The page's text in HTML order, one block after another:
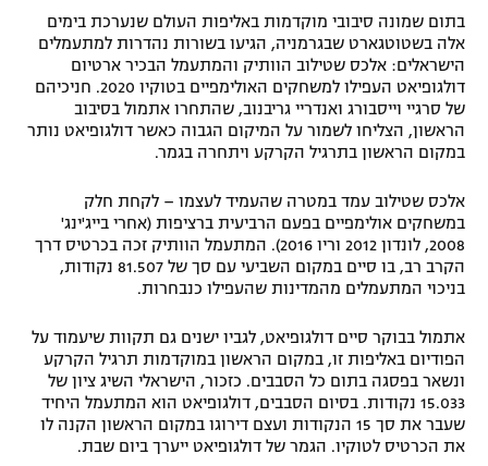
תקנון משתתפים וזוכים בפרסים
תקנון עבור פעילות אלקטרה
תקנון עבור פעילות ספורט 1 – "מרלן"
טניס
גיימינג E-Sports
תנאי שימוש
מדיניות פרטיות
תקנון פעילות ספורט 1
רשיון להקרנה פומבית לבית עסק
הצטרפות לחבילת הערוצים
כדורמים
פוטבול אמריקאי NFL
בייסבול MLB
אומנויות לחימה
גיימינג E-Sports
בתום שמונה סיבובי מוקדמות באליפות העולם שנערכת בימים
אלה בשטוטגארט שבגרמניה, הגיעו בשורות נהדרות למתעמלים
הישראלים: אלכס שטילוב הוותיק והמתעמל הבכיר ארטיום
דולגופיאט העפילו למשחקים האולימפיים בטוקיו 2020. חניכיהם
של סרגיי וייסבורג ואנדריי גריבנוב, שהתחרו אתמול בסיבוב
הראשון, הצליחו לשמור על המיקום הגבוה כאשר דולגופיאט נותר
במקום הראשון בתרגיל הקרקע ויתחרה בגמר.
אלכס שטילוב עמד במטרה שהעמיד לעצמו – לקחת חלק
במשחקים אולימפיים בפעם הרביעית ברציפות (אחרי בייג'ינג'
2008, לונדון 2012 וריו 2016). המתעמל הוותיק זכה בכרטיס דרך
הקרב רב, בו סיים במקום השביעי עם סך של 81.507 נקודות,
בניכוי המתעמלים מהמדינות שהעפילו כנבחרות.
אתמול בבוקר סיים דולגופיאט, לגביו ישנים גם תקוות שיעמוד על
הפודיום באליפות זו, במקום הראשון במוקדמות תרגיל הקרקע
ונשאר בפסגה בתום כל הסבבים. כזכור, הישראלי השיג ציון של
15.033 נקודות. בסיום הסבבים, דולגופיאט הוא המתעמל היחיד
שעבר את סך 15 הנקודות ועצם דירוגו במקום הראשון הקנה לו
את הכרטיס לטוקיו. הגמר של דולגופיאט ייערך ביום שבת.